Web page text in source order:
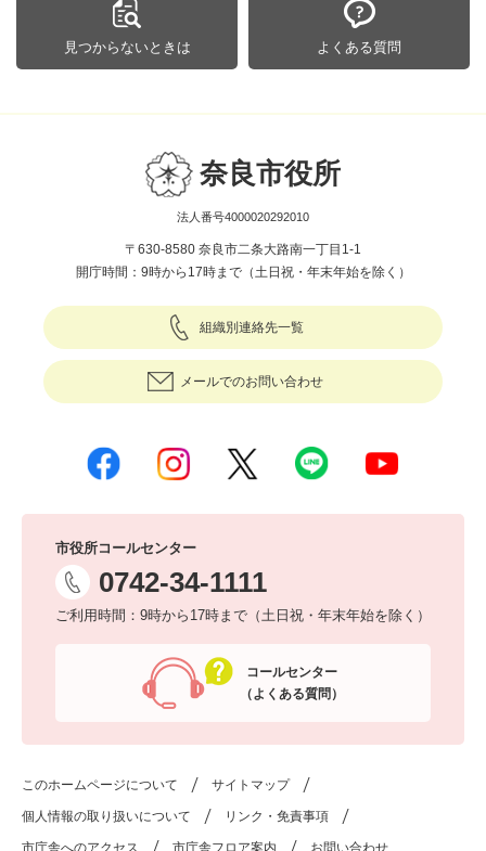
見つからないときは よくある質問
奈良市役所
法人番号4000020292010
〒630-8580 奈良市二条大路南一丁目1-1
開庁時間：9時から17時まで（土日祝・年末年始を除く）
組織別連絡先一覧
メールでのお問い合わせ
市役所コールセンター
0742-34-1111
ご利用時間：9時から17時まで（土日祝・年末年始を除く）
コールセンター
（よくある質問）
このホームページについて サイトマップ
個人情報の取り扱いについて リンク・免責事項
市庁舎へのアクセス 市庁舎フロア案内 お問い合わせ